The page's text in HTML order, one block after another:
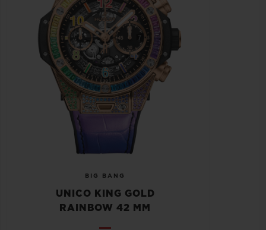
BIG BANG
UNICO KING GOLD
RAINBOW 42 MM